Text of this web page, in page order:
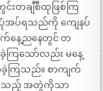
းတချီစီထုဖြစ်ကြ
အပ်ရသည်ကို ကျေနပ်
နေ့ညနေတွင် တ
ြသော်လည်း မနေ့
ကြသည်။ စာကျက်
ခဲ့သည့် အတွဲကိုသာ